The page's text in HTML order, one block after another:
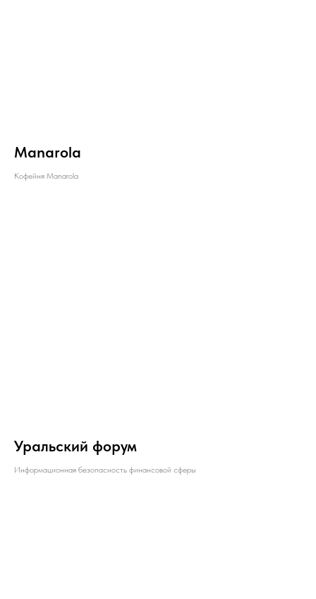
Manarola
Кофейня Manarola
Уральский форум
Информационная безопасность финансовой сферы